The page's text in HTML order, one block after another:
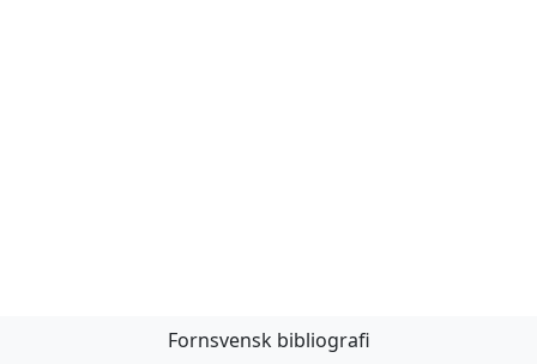
Fornsvensk bibliografi